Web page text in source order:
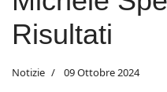
Risultati
Notizie 09 Ottobre 2024